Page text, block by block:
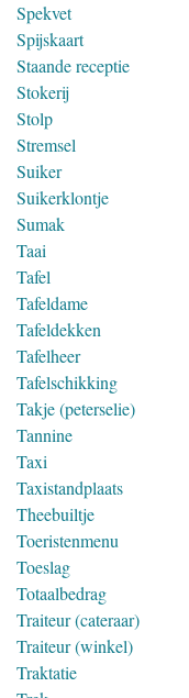
Spekvet
Spijskaart
Staande receptie
Stokerij
Stolp
Stremsel
Suiker
Suikerklontje
Sumak
Taai
Tafel
Tafeldame
Tafeldekken
Tafelheer
Tafelschikking
Takje (peterselie)
Tannine
Taxi
Taxistandplaats
Theebuiltje
Toeristenmenu
Toeslag
Totaalbedrag
Traiteur (cateraar)
Traiteur (winkel)
Traktatie